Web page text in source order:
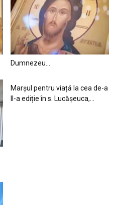
Dumnezeu…
Marșul pentru viață la cea de-a
II-a ediție în s. Lucășeuca,...